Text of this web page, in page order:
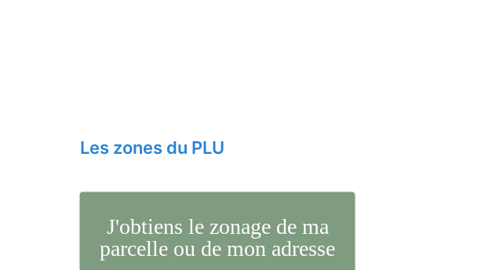
Les zones du PLU
J'obtiens le zonage de ma
parcelle ou de mon adresse